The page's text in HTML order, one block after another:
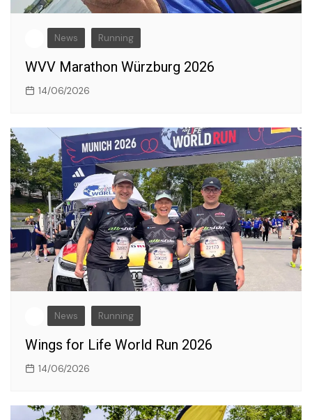
News Running
WVV Marathon Würzburg 2026
14/06/2026
News Running
Wings for Life World Run 2026
14/06/2026